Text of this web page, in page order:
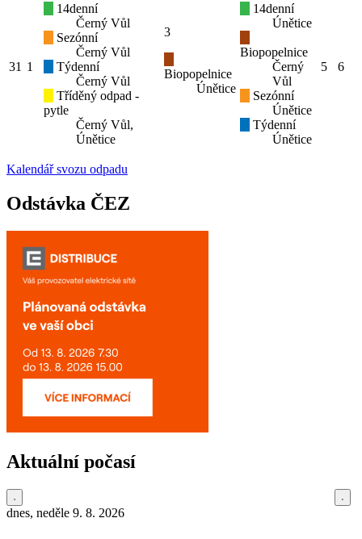
31 1
14denní
Černý Vůl
Sezónní
Černý Vůl
Týdenní
Černý Vůl
Tříděný odpad -
pytle
Černý Vůl,
Únětice
3
Biopopelnice
Únětice
14denní
Únětice
Biopopelnice
Černý
Vůl
Sezónní
Únětice
Týdenní
Únětice
5 6
Kalendář svozu odpadu
Odstávka ČEZ
Aktuální počasí
dnes, neděle 9. 8. 2026